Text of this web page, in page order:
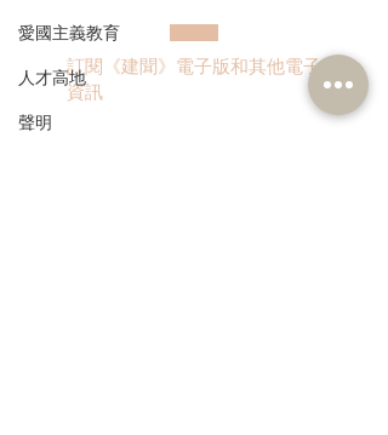
愛國主義教育
人才高地
聲明
訂閱《建聞》電子版和其他電子
資訊